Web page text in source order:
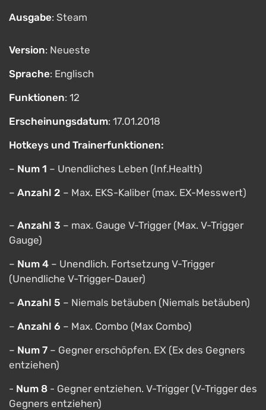
Ausgabe: Steam
Version: Neueste
Sprache: Englisch
Funktionen: 12
Erscheinungsdatum: 17.01.2018
Hotkeys und Trainerfunktionen:
– Num 1 – Unendliches Leben (Inf.Health)
– Anzahl 2 – Max. EKS-Kaliber (max. EX-Messwert)
– Anzahl 3 – max. Gauge V-Trigger (Max. V-Trigger
Gauge)
– Num 4 – Unendlich. Fortsetzung V-Trigger
(Unendliche V-Trigger-Dauer)
– Anzahl 5 – Niemals betäuben (Niemals betäuben)
– Anzahl 6 – Max. Combo (Max Combo)
– Num 7 – Gegner erschöpfen. EX (Ex des Gegners
entziehen)
- Num 8 - Gegner entziehen. V-Trigger (V-Trigger des
Gegners entziehen)